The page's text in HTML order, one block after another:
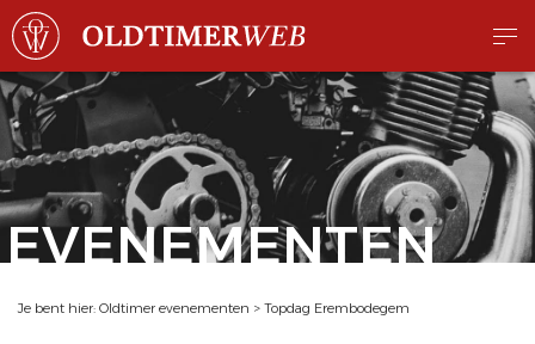
EVENEMENTEN
Je bent hier: Oldtimer evenementen > Topdag Erembodegem